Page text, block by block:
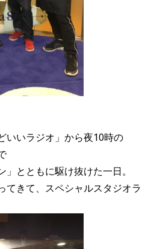
いいラジオ」から夜10時の
とともに駆け抜けた一日。
てきて、スペシャルスタジオラ